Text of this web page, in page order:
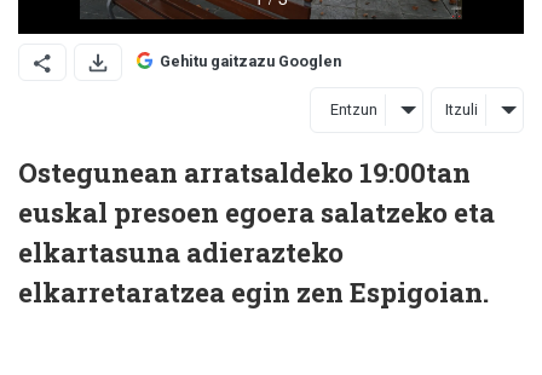
Gehitu gaitzazu Googlen
Entzun Itzuli
Ostegunean arratsaldeko 19:00tan
euskal presoen egoera salatzeko eta
elkartasuna adierazteko
elkarretaratzea egin zen Espigoian.